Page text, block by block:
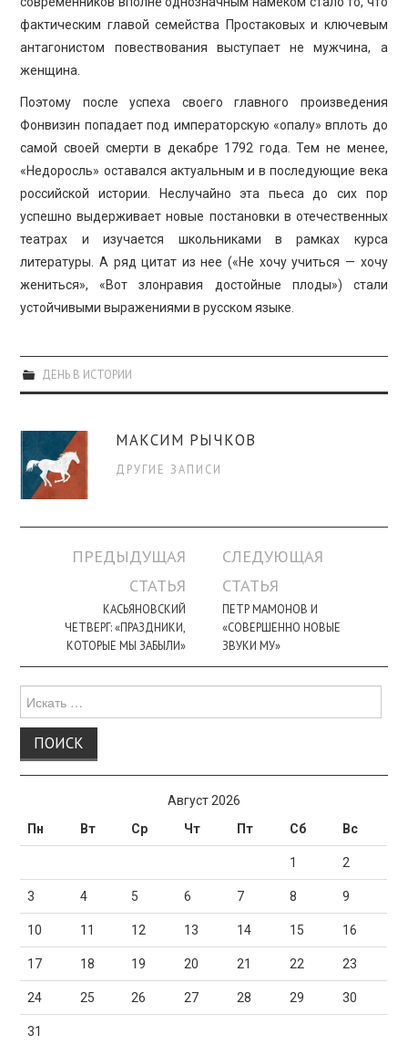
фактическим главой семейства Простаковых и ключевым
антагонистом повествования выступает не мужчина, а
женщина.
Поэтому после успеха своего главного произведения
Фонвизин попадает под императорскую «опалу» вплоть до
самой своей смерти в декабре 1792 года. Тем не менее,
«Недоросль» оставался актуальным и в последующие века
российской истории. Неслучайно эта пьеса до сих пор
успешно выдерживает новые постановки в отечественных
театрах и изучается школьниками в рамках курса
литературы. А ряд цитат из нее («Не хочу учиться — хочу
жениться», «Вот злонравия достойные плоды») стали
устойчивыми выражениями в русском языке.
ДЕНЬ В ИСТОРИИ
МАКСИМ РЫЧКОВ
ДРУГИЕ ЗАПИСИ
Навигация
ПРЕДЫДУЩАЯ
СТАТЬЯ
КАСЬЯНОВСКИЙ
ЧЕТВЕРГ: «ПРАЗДНИКИ,
КОТОРЫЕ МЫ ЗАБЫЛИ»
СЛЕДУЮЩАЯ
СТАТЬЯ
ПЕТР МАМОНОВ И
«СОВЕРШЕННО НОВЫЕ
ЗВУКИ МУ»
для:
Август 2026
Пн
Вт Ср Чт Пт Сб Вс
1 2
3 4 5 6 7 8 9
10 11 12 13 14 15 16
17 18 19 20 21 22 23
24 25 26 27 28 29 30
31